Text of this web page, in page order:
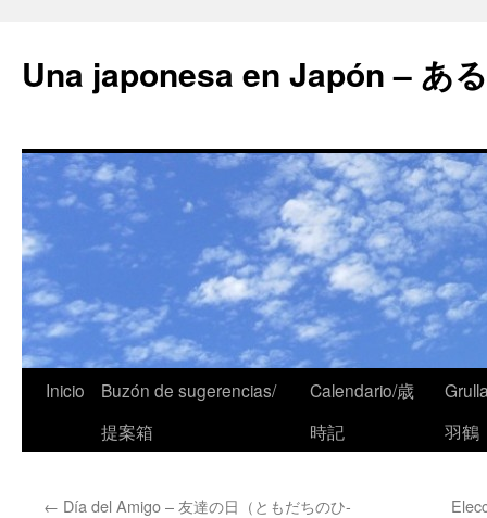
Una japonesa en Japón – あ
Inicio
Buzón de sugerencias/
提案箱
Calendario/歳
時記
羽鶴
← Día del Amigo – 友達の日（ともだちのひ-